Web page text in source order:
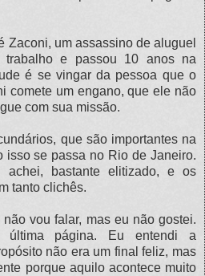
Zaconi, um assassino de aluguel
e passou 10 anos na
é se vingar da pessoa que o
comete um engano, que ele não
com sua missão.
que são importantes na
isso se passa no Rio de Janeiro.
bastante elitizado, e os
tanto clichês.
vou falar, mas eu não gostei.
última página. Eu entendi a
não era um final feliz, mas
porque aquilo acontece muito